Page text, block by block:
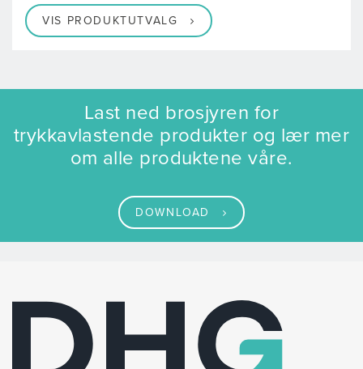
VIS PRODUKTUTVALG
Last ned brosjyren for
trykkavlastende produkter og lær mer
om alle produktene våre.
DOWNLOAD